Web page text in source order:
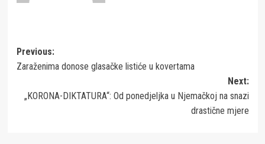
Post
navigation
Previous:
Zaraženima donose glasačke listiće u kovertama
Next:
„KORONA-DIKTATURA“: Od ponedjeljka u Njemačkoj na snazi
drastične mjere